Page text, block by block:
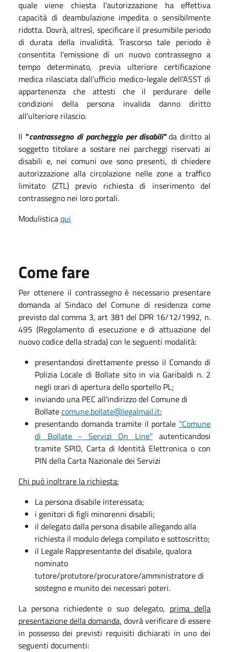
quale viene chiesta l'autorizzazione ha effettiva
capacità di deambulazione impedita o sensibilmente
ridotta. Dovrà, altresì, specificare il presumibile periodo
di durata della invalidità. Trascorso tale periodo è
consentita l'emissione di un nuovo contrassegno a
tempo determinato, previa ulteriore certificazione
medica rilasciata dall’ufficio medico-legale dell'ASST di
appartenenza che attesti che il perdurare delle
condizioni della persona invalida danno diritto
all'ulteriore rilascio.
Il "contrassegno di parcheggio per disabili"da diritto al
soggetto titolare a sostare nei parcheggi riservati ai
disabili e, nei comuni ove sono presenti, di chiedere
autorizzazione alla circolazione nelle zone a traffico
limitato (ZTL) previo richiesta di inserimento del
contrassegno nei loro portali.
Modulisticaqui
Come fare
Per ottenere il contrassegno è necessario presentare
domanda al Sindaco del Comune di residenza come
previsto dal comma 3, art 381 del DPR 16/12/1992, n.
495 (Regolamento di esecuzione e di attuazione del
nuovo codice della strada) con le seguenti modalità:
presentandosi direttamente presso il Comando di
Polizia Locale di Bollate sito in via Garibaldi n. 2
negli orari di apertura dello sportello PL;
inviando una PEC all'indirizzo del Comune di
Bollatecomune.bollate@legalmail.it;
presentando domanda tramite il portale "Comune
di Bollate - Servizi On Line" autenticandosi
tramite SPID, Carta di Identità Elettronica o con
PIN della Carta Nazionale dei Servizi
Chi può inoltrare la richiesta:
La persona disabile interessata;
i genitori di figli minorenni disabili;
il delegato dalla persona disabile allegando alla
richiesta il modulo delega compilato e sottoscritto;
il Legale Rappresentante del disabile, qualora
nominato
tutore/protutore/procuratore/amministratore di
sostegno e munito dei necessari poteri.
La persona richiedente o suo delegato, prima della
presentazione della domanda, dovrà verificare di essere
in possesso dei previsti requisiti dichiarati in uno dei
seguenti documenti: